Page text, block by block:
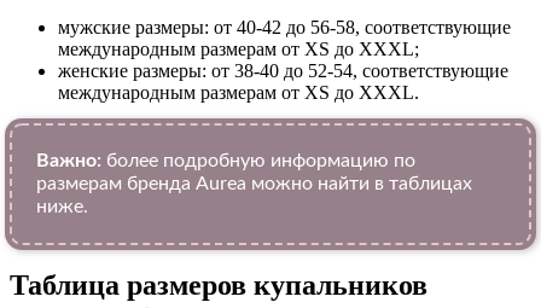
мужские размеры: от 40-42 до 56-58, соответствующие
международным размерам от XS до XXXL;
женские размеры: от 38-40 до 52-54, соответствующие
международным размерам от XS до XXXL.
Важно: более подробную информацию по
размерам бренда Aurea можно найти в таблицах
ниже.
Таблица размеров купальников